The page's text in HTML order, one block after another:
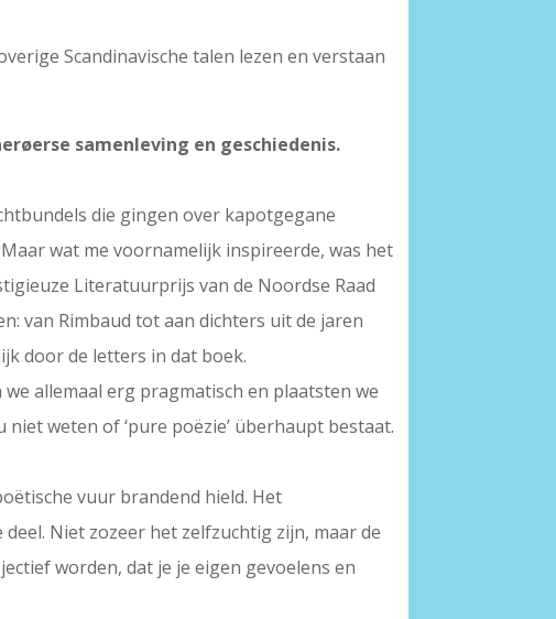
Scandinavische talen lezen en verstaan
samenleving en geschiedenis.
die gingen over kapotgegane
wat me voornamelijk inspireerde, was het
Literatuurprijs van de Noordse Raad
van Rimbaud tot aan dichters uit de jaren
door de letters in dat boek.
allemaal erg pragmatisch en plaatsten we
weten of ‘pure poëzie’ überhaupt bestaat.
vuur brandend hield. Het
Niet zozeer het zelfzuchtig zijn, maar de
worden, dat je je eigen gevoelens en